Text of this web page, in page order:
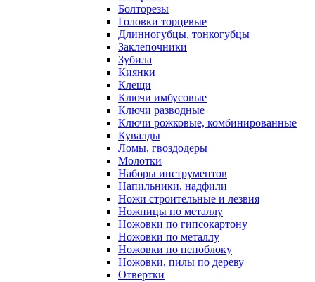
Болторезы
Головки торцевые
Длинногубцы, тонкогубцы
Заклепочники
Зубила
Киянки
Клещи
Ключи имбусовые
Ключи разводные
Ключи рожковые, комбинированные
Кувалды
Ломы, гвоздодеры
Молотки
Наборы инструментов
Напильники, надфили
Ножи строительные и лезвия
Ножницы по металлу
Ножовки по гипсокартону
Ножовки по металлу
Ножовки по пеноблоку
Ножовки, пилы по дереву
Отвертки